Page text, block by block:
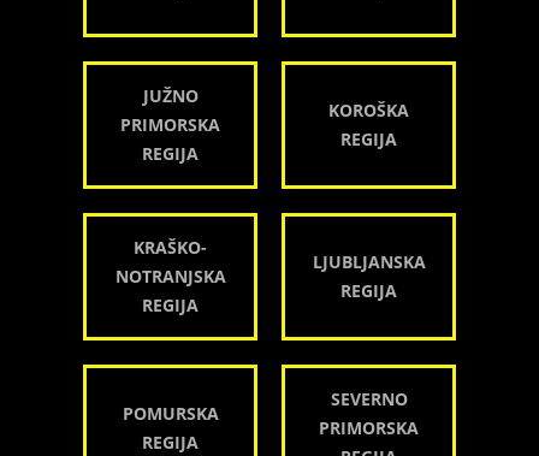
JUŽNO
PRIMORSKA
REGIJA
KOROŠKA
REGIJA
KRAŠKO-
NOTRANJSKA
REGIJA
LJUBLJANSKA
REGIJA
POMURSKA
REGIJA
SEVERNO
PRIMORSKA